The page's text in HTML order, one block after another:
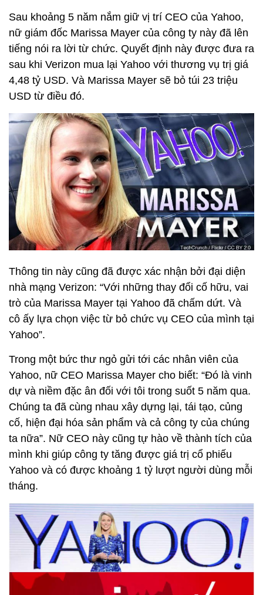
Sau khoảng 5 năm nắm giữ vị trí CEO của Yahoo,
nữ giám đốc Marissa Mayer của công ty này đã lên
tiếng nói ra lời từ chức. Quyết định này được đưa ra
sau khi Verizon mua lại Yahoo với thương vụ trị giá
4,48 tỷ USD. Và Marissa Mayer sẽ bỏ túi 23 triệu
USD từ điều đó.
Thông tin này cũng đã được xác nhận bởi đại diện
nhà mạng Verizon: “Với những thay đổi cố hữu, vai
trò của Marissa Mayer tại Yahoo đã chấm dứt. Và
cô ấy lựa chọn việc từ bỏ chức vụ CEO của mình tại
Yahoo”.
Trong một bức thư ngỏ gửi tới các nhân viên của
Yahoo, nữ CEO Marissa Mayer cho biết: “Đó là vinh
dự và niềm đặc ân đối với tôi trong suốt 5 năm qua.
Chúng ta đã cùng nhau xây dựng lại, tái tạo, củng
cố, hiện đại hóa sản phẩm và cả công ty của chúng
ta nữa”. Nữ CEO này cũng tự hào về thành tích của
mình khi giúp công ty tăng được giá trị cổ phiếu
Yahoo và có được khoảng 1 tỷ lượt người dùng mỗi
tháng.